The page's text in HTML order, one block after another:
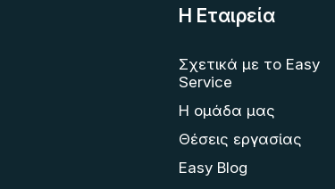
Η Eταιρεία
Σχετικά με το Easy
Service
Η ομάδα μας
Θέσεις εργασίας
Easy Blog